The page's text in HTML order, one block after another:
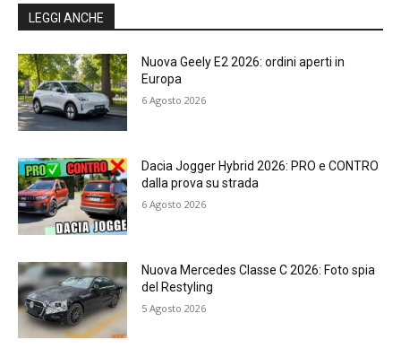
LEGGI ANCHE
Nuova Geely E2 2026: ordini aperti in
Europa
6 Agosto 2026
Dacia Jogger Hybrid 2026: PRO e CONTRO
dalla prova su strada
6 Agosto 2026
Nuova Mercedes Classe C 2026: Foto spia
del Restyling
5 Agosto 2026